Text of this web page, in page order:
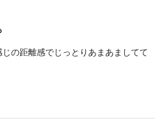
の距離感でじっとりあまあましてて